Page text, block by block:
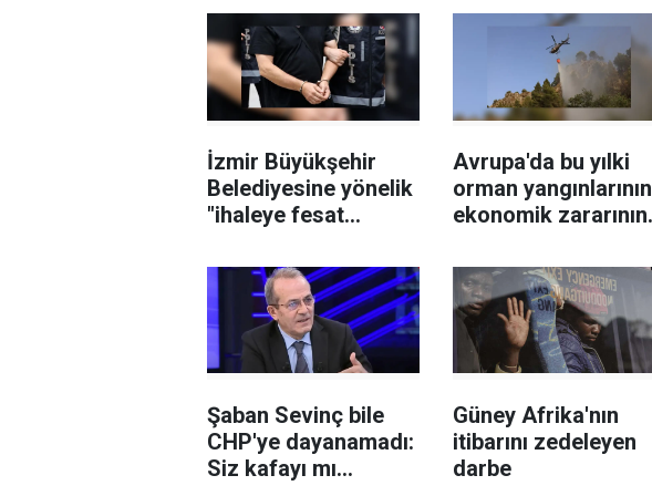
İzmir Büyükşehir
Belediyesine yönelik
"ihaleye fesat
soruşturmasında 2
şüpheli tutuklandı
Avrupa'da bu yılki
orman yangınlarının
ekonomik zararının
geçtiği tahmin
ediliyor
Şaban Sevinç bile
CHP'ye dayanamadı:
Siz kafayı mı
Güney Afrika'nın
itibarını zedeleyen
darbe